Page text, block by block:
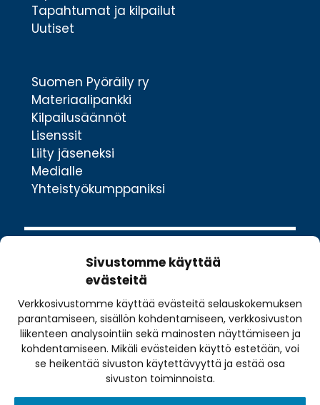
Sivustomme käyttää
evästeitä
Verkkosivustomme käyttää evästeitä selauskokemuksen
parantamiseen, sisällön kohdentamiseen, verkkosivuston
liikenteen analysointiin sekä mainosten näyttämiseen ja
kohdentamiseen. Mikäli evästeiden käyttö estetään, voi
se heikentää sivuston käytettävyyttä ja estää osa
sivuston toiminnoista.
Tapahtumat ja kilpailut
Uutiset
Suomen Pyöräily ry
Materiaalipankki
Kilpailusäännöt
Lisenssit
Liity jäseneksi
Medialle
Yhteistyökumppaniksi
Valimotie 10
00380 Helsinki
toimisto@pyoraily.fi
+358 50 516 9590